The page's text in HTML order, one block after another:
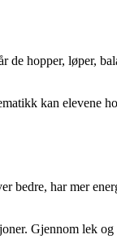
hopper, løper,
kan
har mer
Gjennom lek